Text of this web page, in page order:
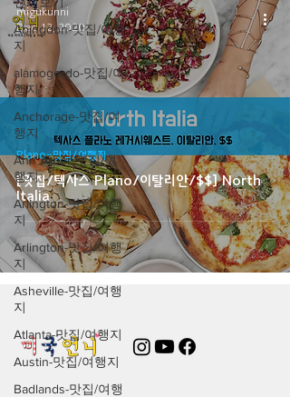
Abingdon-맛집/여행
지
alamogordo-맛집/여
행지
Anchorage-맛집/여
행지
Ann Arbor-맛집/여
행지
Arlington-맛집/여행
지
Arlington-맛집/여행
지
Asheville-맛집/여행
지
Atlanta-맛집/여행지
Austin-맛집/여행지
Badlands-맛집/여행
[맛집/텍사스 Plano/이탈리안/$$] North
Italia
Plano-맛집/여행지
migukunni
Dec 12, 2020